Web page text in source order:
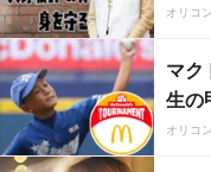
オリコ
マク
生の
オリコ